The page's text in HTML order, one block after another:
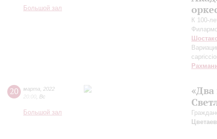
Большой зал
К 100-
20 марта
2022
20:00 Вс
Большой зал
«Два